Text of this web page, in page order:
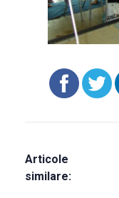
Articole
similare: